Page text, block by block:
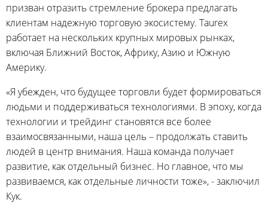
призван отразить стремление брокера предлагать
клиентам надежную торговую экосистему. Taurex
работает на нескольких крупных мировых рынках,
включая Ближний Восток, Африку, Азию и Южную
Америку.
«Я убежден, что будущее торговли будет формироваться
людьми и поддерживаться технологиями. В эпоху, когда
технологии и трейдинг становятся все более
взаимосвязанными, наша цель – продолжать ставить
людей в центр внимания. Наша команда получает
развитие, как отдельный бизнес. Но главное, что мы
развиваемся, как отдельные личности тоже», - заключил
Кук.